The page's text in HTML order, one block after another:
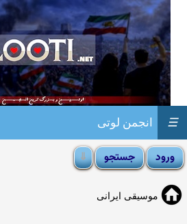
انجمن لوتی ☰
موسیقی ایرانی